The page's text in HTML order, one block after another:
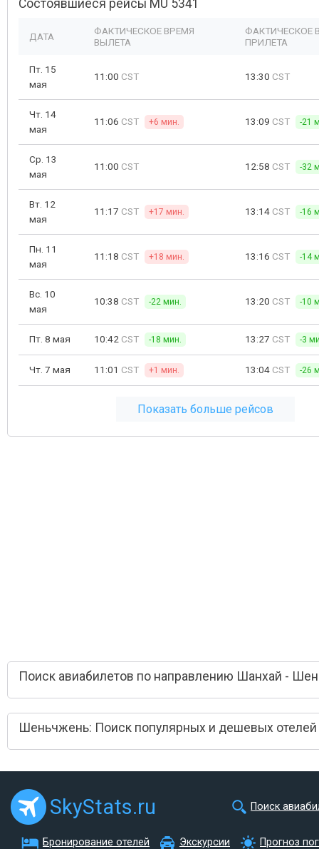
Состоявшиеся рейсы MU 5341
ДАТА
ФАКТИЧЕСКОЕ ВРЕМЯ
ВЫЛЕТА
ФАКТИЧЕСКОЕ
ПРИЛЕТА
Пт. 15
мая
11:00 CST 13:30 CST
Чт. 14
мая
11:06 CST +6 мин. 13:09 CST -21
Ср. 13
мая
11:00 CST 12:58 CST -32
Вт. 12
мая
11:17 CST +17 мин. 13:14 CST -16
Пн. 11
мая
11:18 CST +18 мин. 13:16 CST -14
Вс. 10
мая
10:38 CST -22 мин. 13:20 CST -10
Пт. 8 мая 10:42 CST -18 мин. 13:27 CST -3
Чт. 7 мая 11:01 CST +1 мин. 13:04 CST -26
Показать больше рейсов
Поиск авиабилетов по направлению Шанхай -
Шеньчжень: Поиск популярных и дешевых отелей
SkyStats.ru Поиск
Бронирование отелей Экскурсии Прогноз